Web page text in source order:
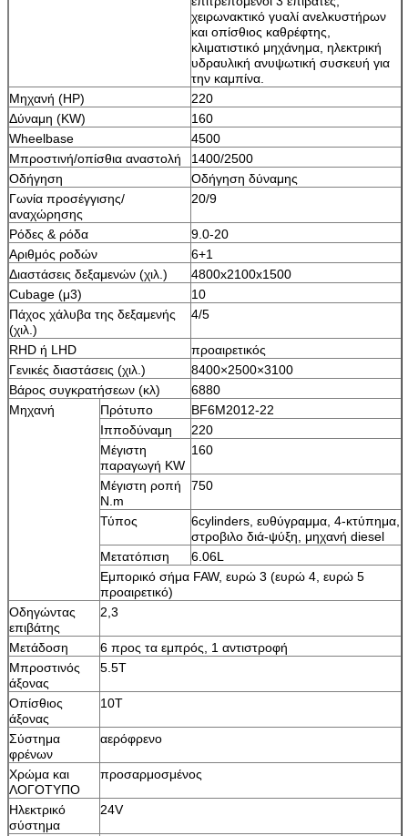
χειρωνακτικό γυαλί ανελκυστήρων
και οπίσθιος καθρέφτης,
κλιματιστικό μηχάνημα, ηλεκτρική
υδραυλική ανυψωτική συσκευή για
την καμπίνα.
Μηχανή (HP)
220
Δύναμη (KW)
160
Wheelbase
4500
Μπροστινή/οπίσθια αναστολή
1400/2500
Οδήγηση
Οδήγηση δύναμης
Γωνία προσέγγισης/
αναχώρησης
20/9
Ρόδες & ρόδα
9.0-20
Αριθμός ροδών
6+1
Διαστάσεις δεξαμενών (χιλ.)
4800x2100x1500
Cubage (μ3)
10
Πάχος χάλυβα της δεξαμενής
(χιλ.)
4/5
RHD ή LHD
προαιρετικός
Γενικές διαστάσεις (χιλ.)
8400×2500×3100
Βάρος συγκρατήσεων (κλ)
6880
Μηχανή
Πρότυπο
BF6M2012-22
Ιπποδύναμη
220
Μέγιστη
παραγωγή KW
160
Μέγιστη ροπή
N.m
750
Τύπος
6cylinders, ευθύγραμμα, 4-κτύπημα,
στροβιλο διά-ψύξη, μηχανή diesel
Μετατόπιση
6.06L
Εμπορικό σήμα FAW, ευρώ 3 (ευρώ 4, ευρώ 5
προαιρετικό)
Οδηγώντας
επιβάτης
2,3
Μετάδοση
6 προς τα εμπρός, 1 αντιστροφή
Μπροστινός
άξονας
5.5T
Οπίσθιος
άξονας
10T
Σύστημα
φρένων
αερόφρενο
Χρώμα και
ΛΟΓΟΤΥΠΟ
προσαρμοσμένος
Ηλεκτρικό
σύστημα
24V